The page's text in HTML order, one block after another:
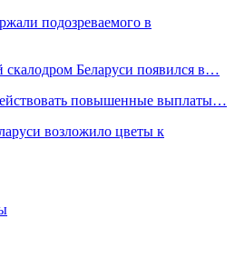
подозреваемого в
Беларуси появился в…
повышенные выплаты…
возложило цветы к